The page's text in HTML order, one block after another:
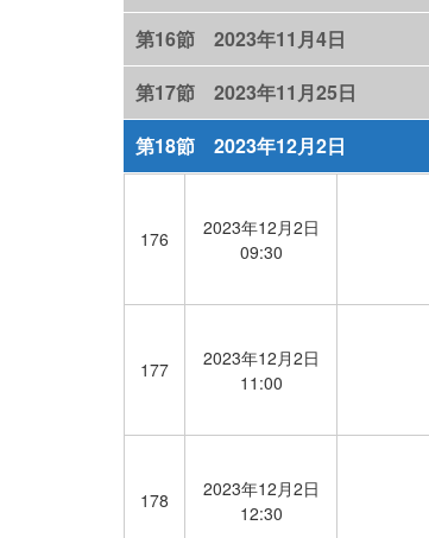
第16節 2023年11月4日
第17節 2023年11月25日
第18節 2023年12月2日
176
2023年12月2日
09:30
177
2023年12月2日
11:00
178
2023年12月2日
12:30